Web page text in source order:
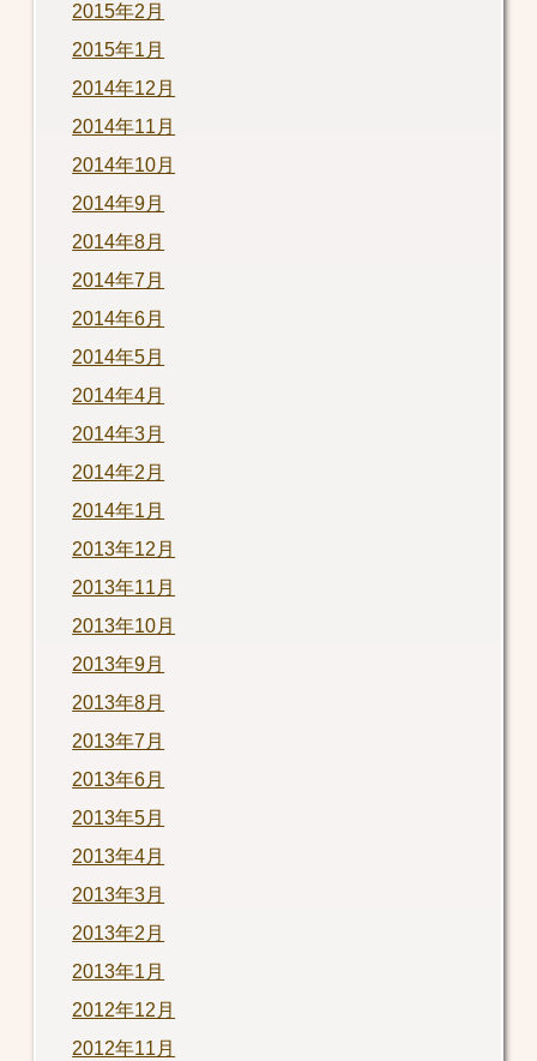
2015年2月
2015年1月
2014年12月
2014年11月
2014年10月
2014年9月
2014年8月
2014年7月
2014年6月
2014年5月
2014年4月
2014年3月
2014年2月
2014年1月
2013年12月
2013年11月
2013年10月
2013年9月
2013年8月
2013年7月
2013年6月
2013年5月
2013年4月
2013年3月
2013年2月
2013年1月
2012年12月
2012年11月